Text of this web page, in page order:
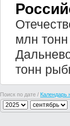
млн
тонн
Поиск по дате / Календарь